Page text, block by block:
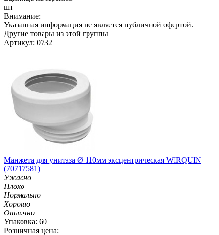
шт
Внимание:
Указанная информация не является публичной офертой.
Другие товары из этой группы
Артикул: 0732
Манжета для унитаза Ø 110мм эксцентрическая WIRQUIN
(70717581)
Ужасно
Плохо
Нормально
Хорошо
Отлично
Упаковка: 60
Розничная цена: